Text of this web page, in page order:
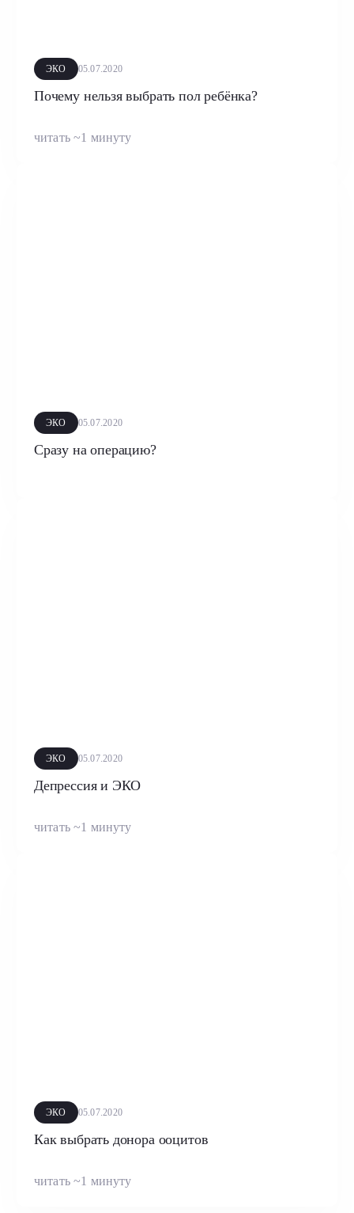
ЭКО 05.07.2020
Почему нельзя выбрать пол ребёнка?
читать ~1 минуту
ЭКО 05.07.2020
Сразу на операцию?
ЭКО 05.07.2020
Депрессия и ЭКО
читать ~1 минуту
ЭКО 05.07.2020
Как выбрать донора ооцитов
читать ~1 минуту